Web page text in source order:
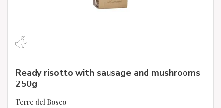
Ready risotto with sausage and mushrooms
250g
Terre del Bosco